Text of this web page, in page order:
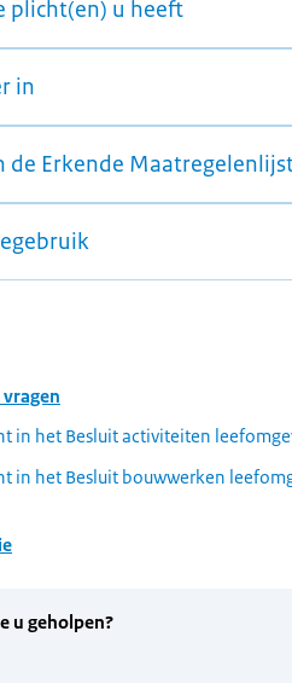
plicht(en) u heeft
in
de Erkende
in het Besluit activiteiten
in het Besluit bouwwerken